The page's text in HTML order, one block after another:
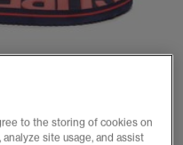
to the storing of cookies on
site usage, and assist